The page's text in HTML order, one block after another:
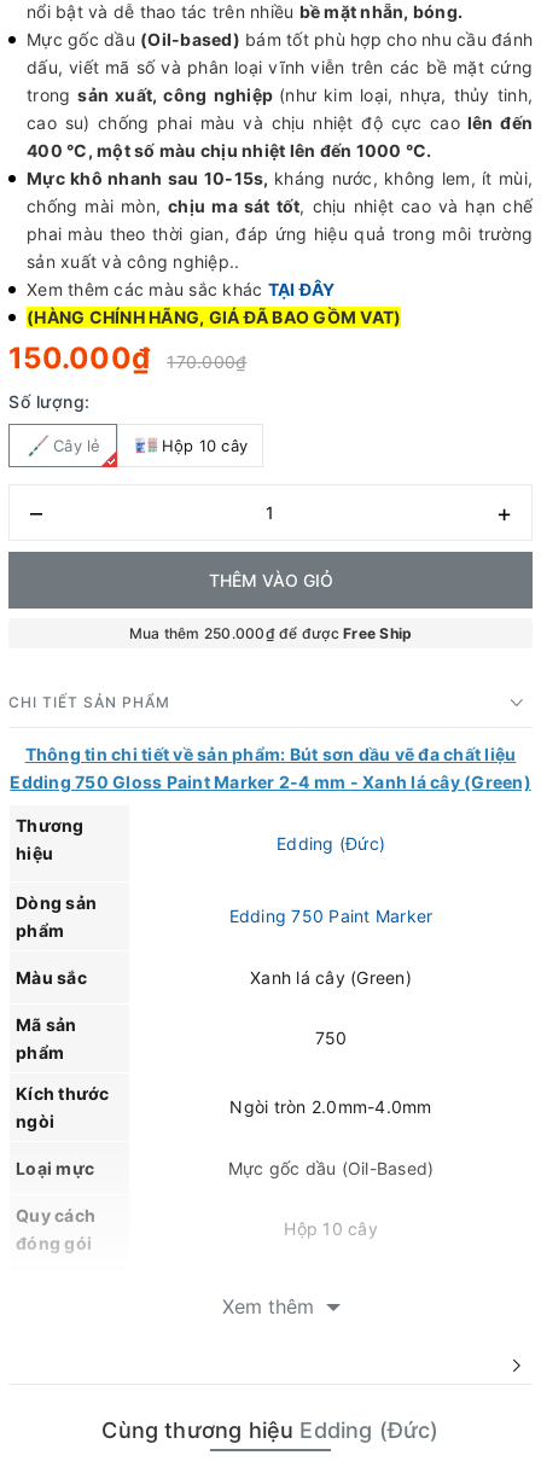
nổi bật và dễ thao tác trên nhiều bề mặt nhẵn, bóng.
Mực gốc dầu (Oil-based) bám tốt phù hợp cho nhu cầu đánh
dấu, viết mã số và phân loại vĩnh viễn trên các bề mặt cứng
trongsản xuất, công nghiệp (như kim loại, nhựa, thủy tinh,
cao su) chống phai màu và chịu nhiệt độ cực caolên đến
400 °C, một số màu chịu nhiệt lên đến 1000 °C.
Mực khô nhanh sau 10-15s, kháng nước, không lem, ít mùi,
chống mài mòn,chịu ma sát tốt, chịu nhiệt cao và hạn chế
phai màu theo thời gian, đáp ứng hiệu quả trong môi trường
sản xuất và công nghiệp..
Xem thêm các màu sắc khác TẠI ĐÂY
(HÀNG CHÍNH HÃNG, GIÁ ĐÃ BAO GỒM VAT)
150.000₫
170.000₫
Số lượng:
Cây lẻ Hộp 10 cây
– +
THÊM VÀO GIỎ
Mua thêm 250.000₫ để đượcFree Ship
CHI TIẾT SẢN PHẨM
Thông tin chi tiết về sản phẩm: Bút sơn dầu vẽ đa chất liệu
Edding 750 Gloss Paint Marker 2-4 mm - Xanh lá cây (Green)
Thương
hiệu
Edding (Đức)
Dòng sản
phẩm
Edding 750 Paint Marker
Màu sắc Xanh lá cây (Green)
Mã sản
phẩm
750
Kích thước
ngòi
Ngòi tròn 2.0mm-4.0mm
Loại mực Mực gốc dầu (Oil-Based)
Quy cách
đóng gói
Hộp 10 cây
lem, chống mài mòn và ma sát. Bề màu trên
Dùng để đánh dấu, viết mã số và phân loại
vĩnh viễn trên các bề mặt cứng trong sản
Xem thêm
Cùng thương hiệu Edding (Đức)